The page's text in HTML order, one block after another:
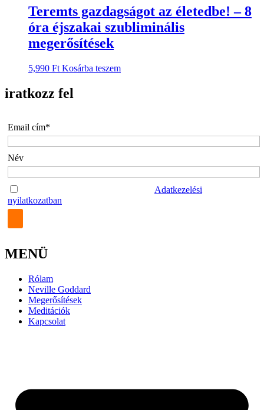
Teremts gazdagságot az életedbe! – 8
óra éjszakai szubliminális
megerősítések
5,990 Ft Kosárba teszem
iratkozz fel
Email cím*
Név
Adatkezelési
nyilatkozatban
MENÜ
Rólam
Neville Goddard
Megerősítések
Meditációk
Kapcsolat